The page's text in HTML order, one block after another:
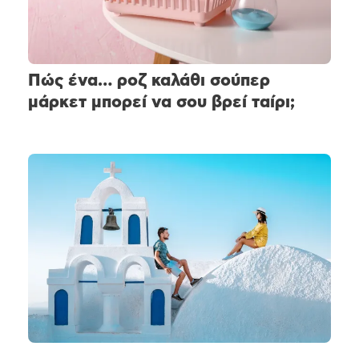
Πώς ένα… ροζ καλάθι σούπερ
μάρκετ μπορεί να σου βρεί ταίρι;